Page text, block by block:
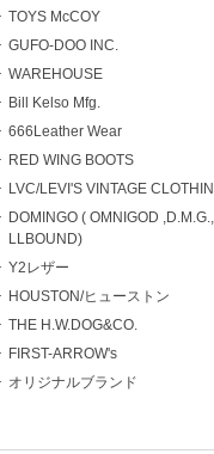
TOYS McCOY
GUFO-DOO INC.
WAREHOUSE
Bill Kelso Mfg.
666Leather Wear
RED WING BOOTS
LVC/LEVI'S VINTAGE
DOMINGO ( OMNIGOD
LLBOUND)
Y2レザー
HOUSTON/ヒューストン
THE H.W.DOG&CO.
FIRST-ARROW's
オリジナルブランド